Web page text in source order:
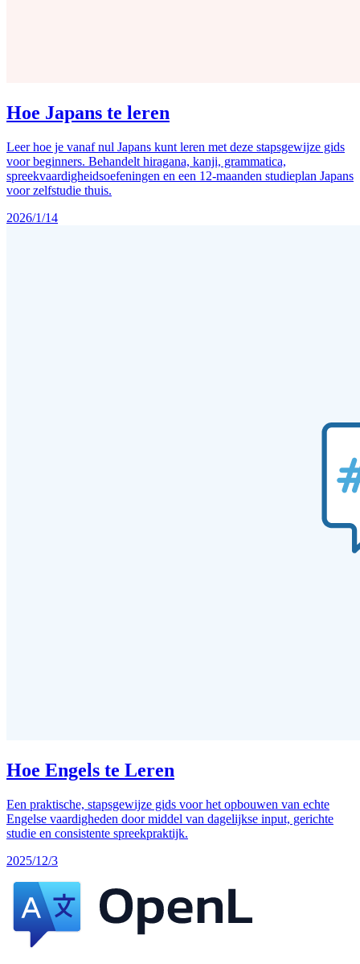
Hoe Japans te leren
Leer hoe je vanaf nul Japans kunt leren met deze stapsgewijze gids
voor beginners. Behandelt hiragana, kanji, grammatica,
spreekvaardigheidsoefeningen en een 12-maanden studieplan Japans
voor zelfstudie thuis.
2026/1/14
Hoe Engels te Leren
Een praktische, stapsgewijze gids voor het opbouwen van echte
Engelse vaardigheden door middel van dagelijkse input, gerichte
studie en consistente spreekpraktijk.
2025/12/3